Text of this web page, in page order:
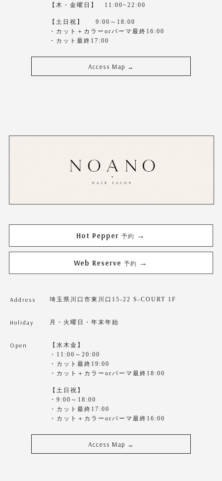
【木・金曜日】 11:00~22:00
【土日祝】 9:00～18:00
・カット＋カラーorパーマ最終16:00
・カット最終17:00
Access Map →
Hot Pepper 予約 →
Web Reserve 予約 →
Address 埼玉県川口市東川口15-22 S-COURT 1F
Holiday 月・火曜日・年末年始
Open
【水木金】
・11:00～20:00
・カット最終19:00
・カット＋カラーorパーマ最終18:00
【土日祝】
・9:00～18:00
・カット最終17:00
・カット＋カラーorパーマ最終16:00
Access Map →